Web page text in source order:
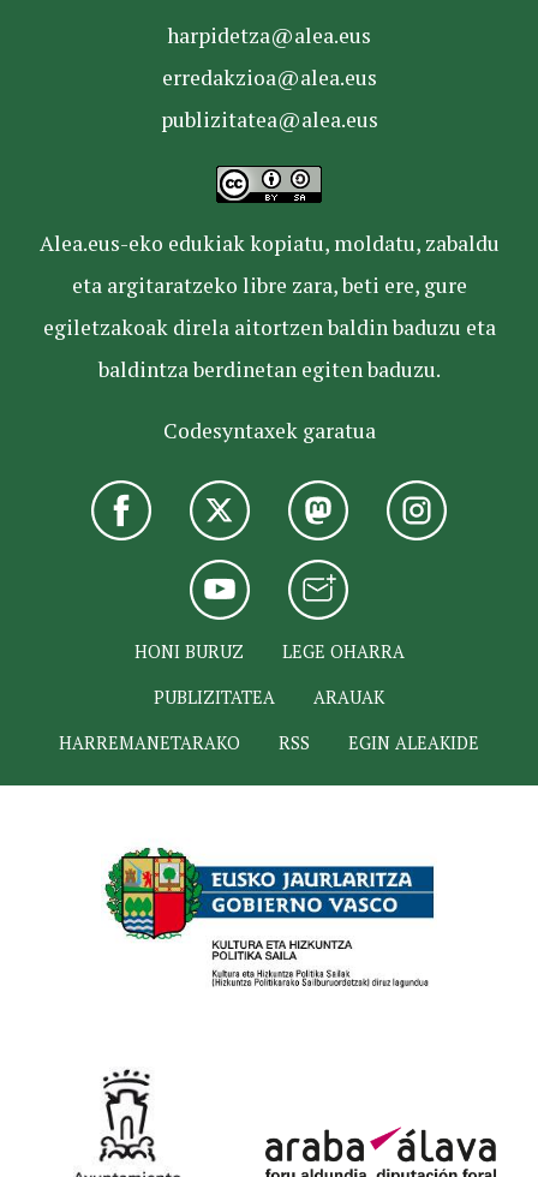
harpidetza@alea.eus
erredakzioa@alea.eus
publizitatea@alea.eus
Alea.eus-eko edukiak kopiatu, moldatu, zabaldu
eta argitaratzeko libre zara, beti ere, gure
egiletzakoak direla aitortzen baldin baduzu eta
baldintza berdinetan egiten baduzu.
Codesyntaxek garatua
HONI BURUZ
LEGE OHARRA
PUBLIZITATEA
ARAUAK
HARREMANETARAKO
RSS EGIN ALEAKIDE